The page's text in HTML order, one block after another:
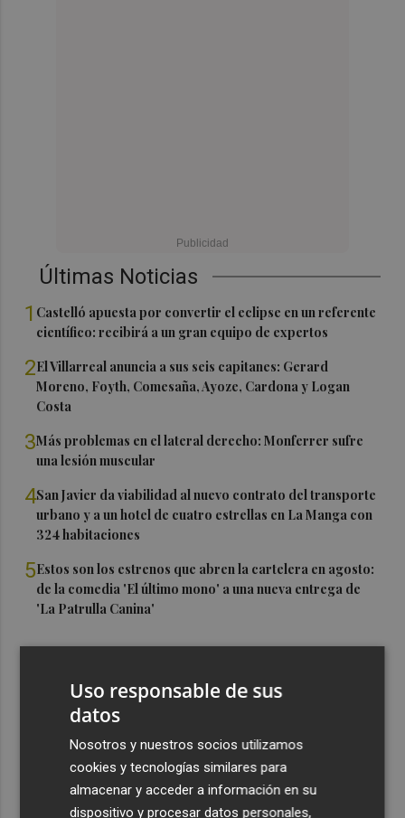
Últimas Noticias
1 Castelló apuesta por convertir el eclipse en un referente
científico: recibirá a un gran equipo de expertos
2El Villarreal anuncia a sus seis capitanes: Gerard
Moreno, Foyth, Comesaña, Ayoze, Cardona y Logan
Costa
3Más problemas en el lateral derecho: Monferrer sufre
una lesión muscular
4San Javier da viabilidad al nuevo contrato del transporte
urbano y a un hotel de cuatro estrellas en La Manga con
324 habitaciones
5Estos son los estrenos que abren la cartelera en agosto:
de la comedia 'El último mono' a una nueva entrega de
'La Patrulla Canina'
Uso responsable de sus
datos
Nosotros y nuestros socios utilizamos
cookies y tecnologías similares para
almacenar y acceder a información en su
dispositivo y procesar datos personales,